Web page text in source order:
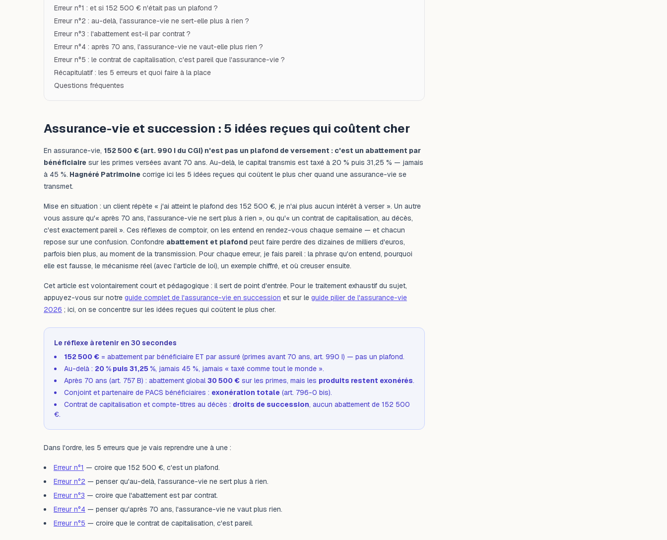
Erreur n°1 : et si 152 500 € n'était pas un plafond ?
Erreur n°2 : au-delà, l'assurance-vie ne sert-elle plus à rien ?
Erreur n°3 : l'abattement est-il par contrat ?
Erreur n°4 : après 70 ans, l'assurance-vie ne vaut-elle plus rien ?
Erreur n°5 : le contrat de capitalisation, c'est pareil que l'assurance-vie ?
Récapitulatif : les 5 erreurs et quoi faire à la place
Questions fréquentes
Assurance-vie et succession : 5 idées reçues qui coûtent cher
En assurance-vie, 152 500 € (art. 990 I du CGI) n'est pas un plafond de versement : c'est un abattement par
bénéficiaire sur les primes versées avant 70 ans. Au-delà, le capital transmis est taxé à 20 % puis 31,25 % — jamais
à 45 %. Hagnéré Patrimoine corrige ici les 5 idées reçues qui coûtent le plus cher quand une assurance-vie se
transmet.
Mise en situation : un client répète « j'ai atteint le plafond des 152 500 €, je n'ai plus aucun intérêt à verser ». Un autre
vous assure qu'« après 70 ans, l'assurance-vie ne sert plus à rien », ou qu'« un contrat de capitalisation, au décès,
c'est exactement pareil ». Ces réflexes de comptoir, on les entend en rendez-vous chaque semaine — et chacun
repose sur une confusion. Confondre abattement et plafond peut faire perdre des dizaines de milliers d'euros,
parfois bien plus, au moment de la transmission. Pour chaque erreur, je fais pareil : la phrase qu'on entend, pourquoi
elle est fausse, le mécanisme réel (avec l'article de loi), un exemple chiffré, et où creuser ensuite.
Cet article est volontairement court et pédagogique : il sert de point d'entrée. Pour le traitement exhaustif du sujet,
appuyez-vous sur notre guide complet de l'assurance-vie en succession et sur le guide pilier de l'assurance-vie
2026 ; ici, on se concentre sur les idées reçues qui coûtent le plus cher.
Le réflexe à retenir en 30 secondes
152 500 € = abattement par bénéficiaire ET par assuré (primes avant 70 ans, art. 990 I) — pas un plafond.
Au-delà : 20 % puis 31,25 %, jamais 45 %, jamais « taxé comme tout le monde ».
Après 70 ans (art. 757 B) : abattement global 30 500 € sur les primes, mais les produits restent exonérés.
Conjoint et partenaire de PACS bénéficiaires : exonération totale (art. 796-0 bis).
Contrat de capitalisation et compte-titres au décès : droits de succession, aucun abattement de 152 500
€.
Dans l'ordre, les 5 erreurs que je vais reprendre une à une :
Erreur n°1 — croire que 152 500 €, c'est un plafond.
Erreur n°2 — penser qu'au-delà, l'assurance-vie ne sert plus à rien.
Erreur n°3 — croire que l'abattement est par contrat.
Erreur n°4 — penser qu'après 70 ans, l'assurance-vie ne vaut plus rien.
Erreur n°5 — croire que le contrat de capitalisation, c'est pareil.